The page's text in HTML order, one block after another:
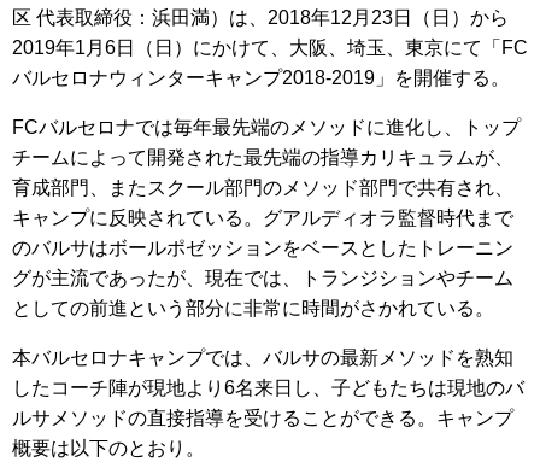
区 代表取締役：浜田満）は、2018年12月23日（日）から
2019年1月6日（日）にかけて、大阪、埼玉、東京にて「FC
バルセロナウィンターキャンプ2018-2019」を開催する。
FCバルセロナでは毎年最先端のメソッドに進化し、トップ
チームによって開発された最先端の指導カリキュラムが、
育成部門、またスクール部門のメソッド部門で共有され、
キャンプに反映されている。グアルディオラ監督時代まで
のバルサはボールポゼッションをベースとしたトレーニン
グが主流であったが、現在では、トランジションやチーム
としての前進という部分に非常に時間がさかれている。
本バルセロナキャンプでは、バルサの最新メソッドを熟知
したコーチ陣が現地より6名来日し、子どもたちは現地のバ
ルサメソッドの直接指導を受けることができる。キャンプ
概要は以下のとおり。